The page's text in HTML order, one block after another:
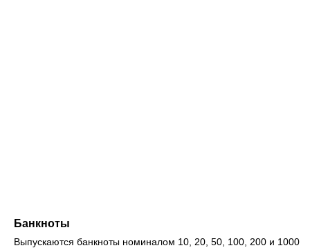
Банкноты
Выпускаются банкноты номиналом 10, 20, 50, 100, 200 и 1000